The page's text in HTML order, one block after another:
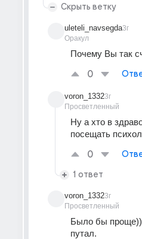
Скрыть ветку
uleteli_navsegda
Оракул
3г
Почему Вы так
0
voron_1332
Просветленный
3г
Ну а хто в
посещать
0
1 ответ
voron_1332
Просветленный
3г
Было бы
путал.